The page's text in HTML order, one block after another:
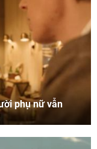
phụ nữ vẫn